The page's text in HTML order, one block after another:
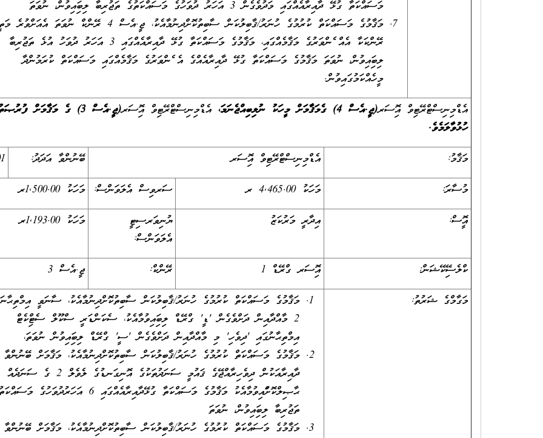
މަސައްކަތާ ގުޅޭ ދާއިރާއެއްގައި މަދުވެގެން 3 އަހަރު ދުވަހުގެ މަސައްކަތުގެ ތަޖުރިބާ ލިބިފައިވުން، ނުވަތަ
މަޤާމުގެ މަސައްކަތް ކުރުމުގެ ހުނަރު/ޤާބިލުކަން ސާބިތުކޮށްދިނުމާއެކު، ޖީ.އެސް 4 ރޭންކް ނުވަތަ އެއަށްވުރެ
ރޭންކަކާ އެއް ފެންވަރުގެ މަޤާމެއްގައި، މަޤާމުގެ މަސައްކަތާ ގުޅޭ ދާއިރާއެއްގައި 3 އަހަރު ދުވަހު އުޅެ ތަޖުރިބާ
ލިބިފައިވުން، ނުވަތަ މަޤާމުގެ މަސައްކަތާ ގުޅޭ ދާއިރާއެއްގެ އެ ފެންވަރުގެ މަޤާމެއްގައި މަސައްކަތް ކުރަމުންދާ
މީހެއްކަމުގައިވުން.
އެޑްމިނިސްޓްރޭޓިވް އޮފިސަރ(ޖީ.އެސް 4) ގެމަޤާމަށް މީހަކު ނުލިބިއްޖެނަމަ، އެޑްމިނިސްޓްރޭޓިވް އޮފިސަރ
(ޖީ.އެސް 3) ގެ މަޤާމަށް
ހުޅުވާލަމެވެ.
މަޤާމު:
އެޑްމިނިސްޓްރޭޓިވް އޮފިސަރ ބޭނުންވާ އަދަދު:
މުސާރަ:
މަހަކު 4,465.00 ރ ސަރވިސް އެލަވަންސް: މަހަކު 1,500.00ރ
އޮފީސް:
އިދާރީ މަރުކަޒު
ޔުނިވަރސިޓީ
އެލަވަންސް:
މަހަކު 1,193.00ރ
ކްލެސިފޭކޭޝަން: އޮފިސަރ ގްރޭޑް 1 ރޭންކް:
ޖީ.އެސް 3
މަގާމްގެ ޝަރުތު:
މަޤާމުގެ މަސައްކަތް ކުރުމުގެ ހުނަރު/ޤާބިލުކަން ސާބިތުކޮށްދިނުމާއެކު، ސާނަވީ
2 މާއްދާއިން ދަށްވެގެން 'ޑީ' ގްރޭޑް ލިބިފައިވުމާއެކު، ސެކަންޑަރީ ސްކޫލް ސެޓްފިކެޓް
އިމްތިޙާނުގައި 'ދިވެހި' މި މާއްދާއިން ދަށްވެގެން 'ސީ' ގްރޭޑް ލިބިފައިވުން ނުވަތަ،
މަޤާމުގެ މަސައްކަތް ކުރުމުގެ ހުނަރު/ޤާބިލުކަން ސާބިތުކޮށްދިނުމާއެކު، މަޤާމަށް ބޭނުންވާ
ދާއިރާއަކުން ދިވެހިރާއްޖޭގެ ޤައުމީ ސަނަދުތަކުގެ އޮނިގަނޑުގެ ލެވެލް 2 ގެ ސަނަދެއް
ޙާޞިލްކޮށްފައިވުމާއެކު މަޤާމުގެ މަސައްކަތާ ގުޅޭދާއިރާއެއްގައި 6 އަހަރުދުވަހުގެ
ތަޖުރިބާ ލިބިފައިވުން، ނުވަތަ
މަޤާމުގެ މަސައްކަތް ކުރުމުގެ ހުނަރު/ޤާބިލުކަން ސާބިތުކޮށްދިނުމާއެކު، މަޤާމަށް ބޭނުންވާ